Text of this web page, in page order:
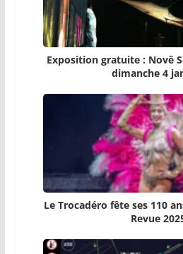
Exposition gratuite : Novê
dimanche 4
Le Trocadéro fête ses 110
Revue